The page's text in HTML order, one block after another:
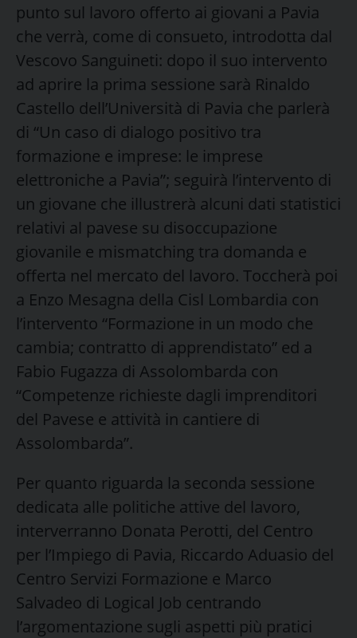
punto sul lavoro offerto ai giovani a Pavia
che verrà, come di consueto, introdotta dal
Vescovo Sanguineti: dopo il suo intervento
ad aprire la prima sessione sarà Rinaldo
Castello dell’Università di Pavia che parlerà
di “Un caso di dialogo positivo tra
formazione e imprese: le imprese
elettroniche a Pavia”; seguirà l’intervento di
un giovane che illustrerà alcuni dati statistici
relativi al pavese su disoccupazione
giovanile e mismatching tra domanda e
offerta nel mercato del lavoro. Toccherà poi
a Enzo Mesagna della Cisl Lombardia con
l’intervento “Formazione in un modo che
cambia; contratto di apprendistato” ed a
Fabio Fugazza di Assolombarda con
“Competenze richieste dagli imprenditori
del Pavese e attività in cantiere di
Assolombarda”.
Per quanto riguarda la seconda sessione
dedicata alle politiche attive del lavoro,
interverranno Donata Perotti, del Centro
per l’Impiego di Pavia, Riccardo Aduasio del
Centro Servizi Formazione e Marco
Salvadeo di Logical Job centrando
l’argomentazione sugli aspetti più pratici